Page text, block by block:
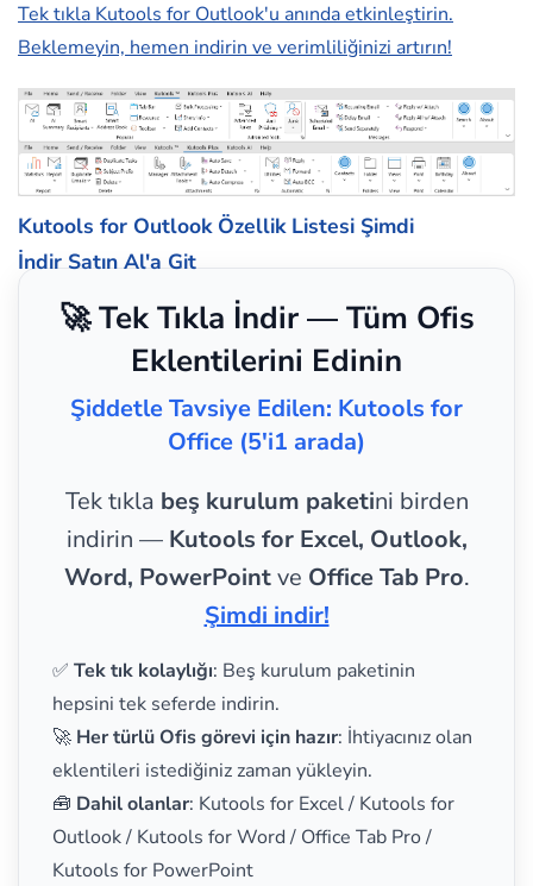
Tek tıkla Kutools for Outlook'u anında etkinleştirin.
Beklemeyin, hemen indirin ve verimliliğinizi artırın!
Kutools for Outlook Özellik Listesi Şimdi
İndir Satın Al'a Git
🚀 Tek Tıkla İndir — Tüm Ofis
Eklentilerini Edinin
Şiddetle Tavsiye Edilen: Kutools for
Office (5'i1 arada)
Tek tıkla beş kurulum paketini birden
indirin — Kutools for Excel, Outlook,
Word, PowerPointve Office Tab Pro.
Şimdi indir!
✅ Tek tık kolaylığı: Beş kurulum paketinin
hepsini tek seferde indirin.
🚀 Her türlü Ofis görevi için hazır: İhtiyacınız olan
eklentileri istediğiniz zaman yükleyin.
🧰 Dahil olanlar: Kutools for Excel / Kutools for
Outlook / Kutools for Word / Office Tab Pro /
Kutools for PowerPoint